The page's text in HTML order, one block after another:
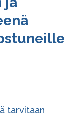
tarvitaan